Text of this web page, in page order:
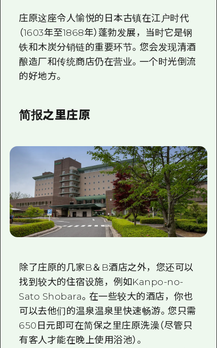
庄原这座令人愉悦的日本古镇在江户时代
（1603年至1868年）蓬勃发展，当时它是钢
铁和木炭分销链的重要环节。您会发现清酒
酿造厂和传统商店仍在营业。一个时光倒流
的好地方。
简报之里庄原
除了庄原的几家B＆B酒店之外，您还可以
找到较大的住宿设施，例如Kanpo-no-
Sato Shobara。在一些较大的酒店，你也
可以去他们的温泉温泉里快速畅游。您只需
650日元即可在简保之里庄原洗澡（尽管只
有客人才能在晚上使用浴池）。